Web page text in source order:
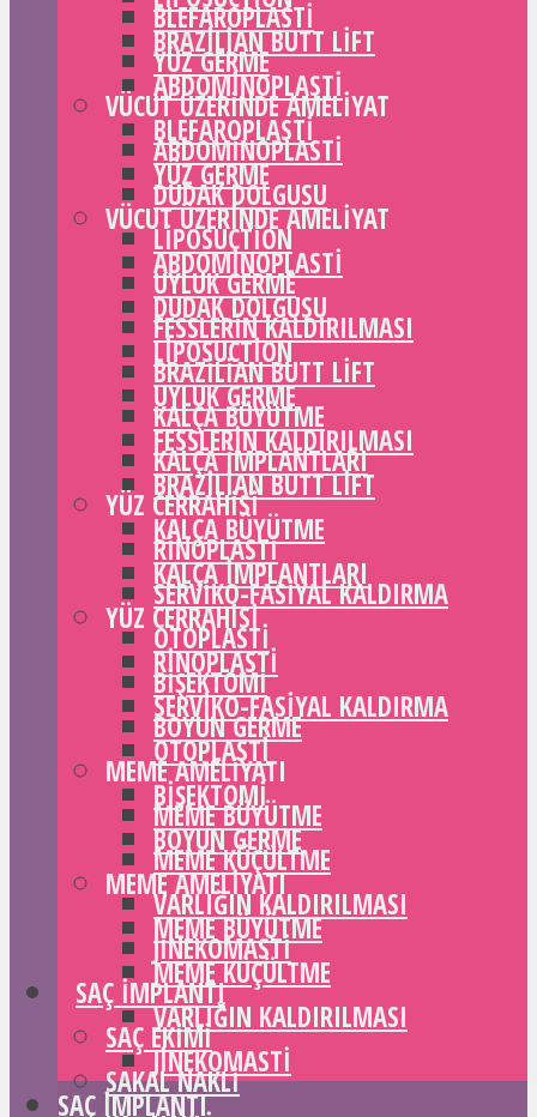
BLEFAROPLASTI
YÜZ GERME
VÜCUT ÜZERINDE AMELIYAT
ABDOMINOPLASTI
DUDAK DOLGUSU
LIPOSUCTION
UYLUK GERME
FESSLERIN KALDIRILMASI
BRAZILIAN BUTT LIFT
KALÇA BÜYÜTME
KALÇA IMPLANTLARI
YÜZ CERRAHISI
RINOPLASTI
SERVIKO-FASIYAL KALDIRMA
OTOPLASTI
BIŞEKTOMI
BOYUN GERME
MEME AMELIYATI
MEME BÜYÜTME
MEME KÜÇÜLTME
VARLIĞIN KALDIRILMASI
JINEKOMASTI
SAÇ IMPLANTI
SAÇ EKIMI
SAKAL NAKLI
BRAZILIAN BUTT LIFT
ABDOMINOPLASTI
BLEFAROPLASTI
YÜZ GERME
VÜCUT ÜZERINDE AMELIYAT
ABDOMINOPLASTI
DUDAK DOLGUSU
LIPOSUCTION
UYLUK GERME
FESSLERIN KALDIRILMASI
BRAZILIAN BUTT LIFT
KALÇA BÜYÜTME
KALÇA IMPLANTLARI
YÜZ CERRAHISI
RINOPLASTI
SERVIKO-FASIYAL KALDIRMA
OTOPLASTI
BIŞEKTOMI
BOYUN GERME
MEME AMELIYATI
MEME BÜYÜTME
MEME KÜÇÜLTME
VARLIĞIN KALDIRILMASI
JINEKOMASTI
SAÇ IMPLANTI